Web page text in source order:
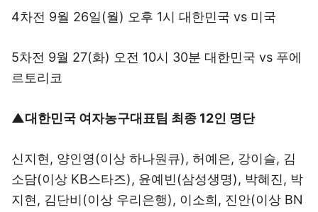
4차전 9월 26일(월) 오후 1시 대한민국 vs 미국
5차전 9월 27(화) 오전 10시 30분 대한민국 vs 푸에
르토리코
▲대한민국 여자농구대표팀 최종 12인 명단
신지현, 양인영(이상 하나원큐), 허예은, 강이슬, 김
소담(이상 KB스타즈), 윤예빈(삼성생명), 박혜진, 박
지현, 김단비(이상 우리은행), 이소희, 진안(이상 BN